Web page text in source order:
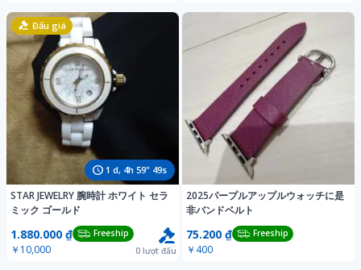
1 d, 4h 59" 46s
Đấu giá
STAR JEWELRY 腕時計 ホワイト セラ
ミック ゴールド
1.880.000 ₫ Freeship
￥10,000 0 lượt đấu
2025パープルアップルウォッチに是
非バンドベルト
75.200 ₫ Freeship
￥400